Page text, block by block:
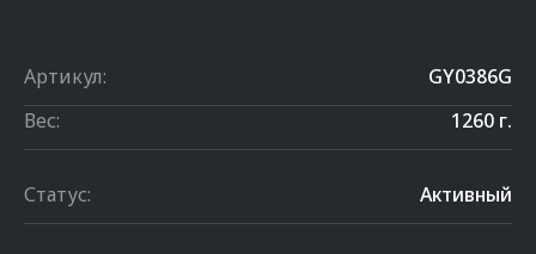
Артикул:
GY0386G
Вес:
1260 г.
Статус: Активный